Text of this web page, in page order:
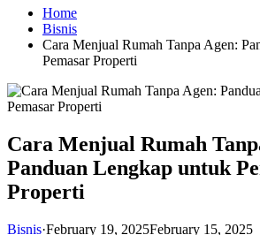
Home
Bisnis
Cara Menjual Rumah Tanpa Agen:
Pemasar Properti
Cara Menjual Rumah
Panduan Lengkap untuk
Properti
Bisnis·February 19, 2025February 15, 2025